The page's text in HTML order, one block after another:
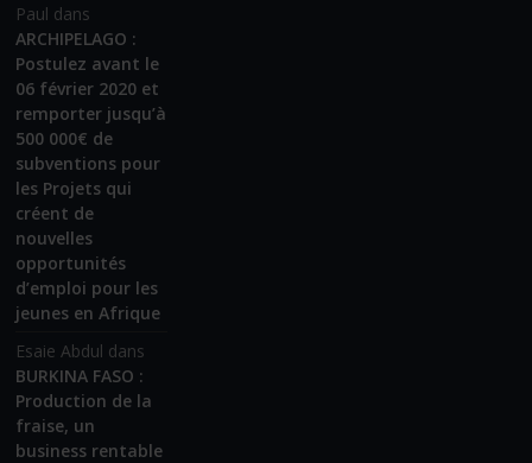
Paul dans
ARCHIPELAGO :
Postulez avant le
06 février 2020 et
remporter jusqu’à
500 000€ de
subventions pour
les Projets qui
créent de
nouvelles
opportunités
d’emploi pour les
jeunes en Afrique
Esaie Abdul dans
BURKINA FASO :
Production de la
fraise, un
business rentable